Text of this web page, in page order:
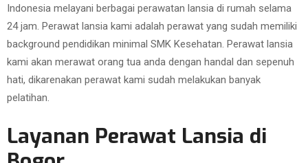
Indonesia melayani berbagai perawatan lansia di rumah selama
24 jam. Perawat lansia kami adalah perawat yang sudah memiliki
background pendidikan minimal SMK Kesehatan. Perawat lansia
kami akan merawat orang tua anda dengan handal dan sepenuh
hati, dikarenakan perawat kami sudah melakukan banyak
pelatihan.
Layanan Perawat Lansia di